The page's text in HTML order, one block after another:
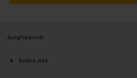
Jungheinrich
Sobre nós